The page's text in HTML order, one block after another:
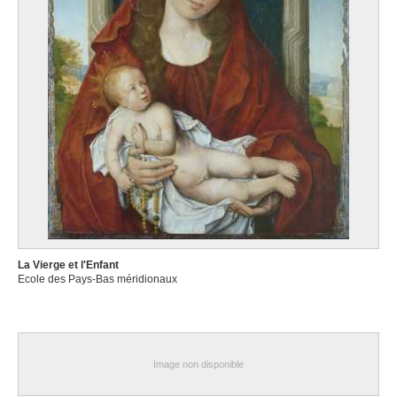
XVIe siècle
Ecole des anciens Pays-Bas
vers 1520-1530
Ecole des anciens Pays-Bas méridionaux
première moitié XVIe siècle
Ecole des anciens Pays-Bas septentrionaux, Haute Gueldre
vers 1500-1515
Ecole des Pays-Bas méridionaux
milieu XVe siècle
Ecole des Pays-Bas méridionaux
troisième quart XVe siècle
dernier quart XVe siècle
La Vierge et l'Enfant
Ecole des Pays-Bas méridionaux
Image non disponible